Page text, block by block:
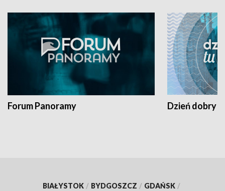
Forum Panoramy Dzień dobry
BIAŁYSTOK / BYDGOSZCZ / GDAŃSK /